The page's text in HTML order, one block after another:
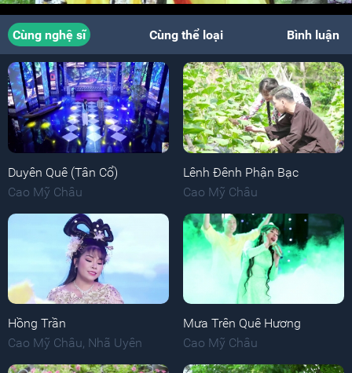
Cùng nghệ sĩ Cùng thể loại Bình luận
Duyên Quê (Tân Cổ)
Cao Mỹ Châu
Lênh Đênh Phận Bạc
Cao Mỹ Châu
Hồng Trần
Cao Mỹ Châu, Nhã Uyên
Mưa Trên Quê Hương
Cao Mỹ Châu